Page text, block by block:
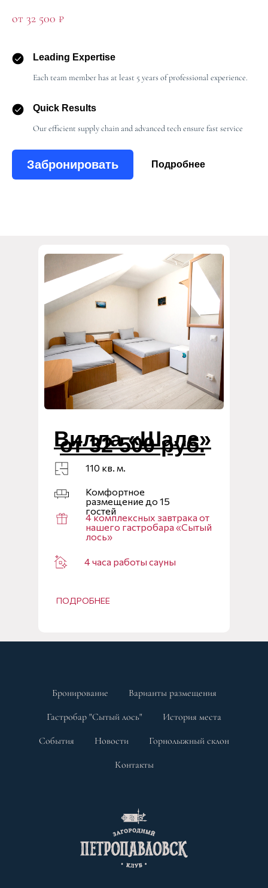
от 32 500 ₽
Leading Expertise
Each team member has at least 5 years of professional experience.
Quick Results
Our efficient supply chain and advanced tech ensure fast service
Забронировать Подробнее
Вилла «Шале»
от 32 500 руб.
ПОДРОБНЕЕ
Комфортное
размещение до 15
гостей
110 кв. м.
4 комплексных завтрака от
нашего гастробара «Сытый
лось»
4 часа работы сауны
Бронирование
Варианты размещения
Гастробар "Сытый лось"
История места
События
Новости
Горнолыжный склон
Контакты